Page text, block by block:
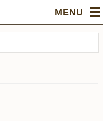
MENU